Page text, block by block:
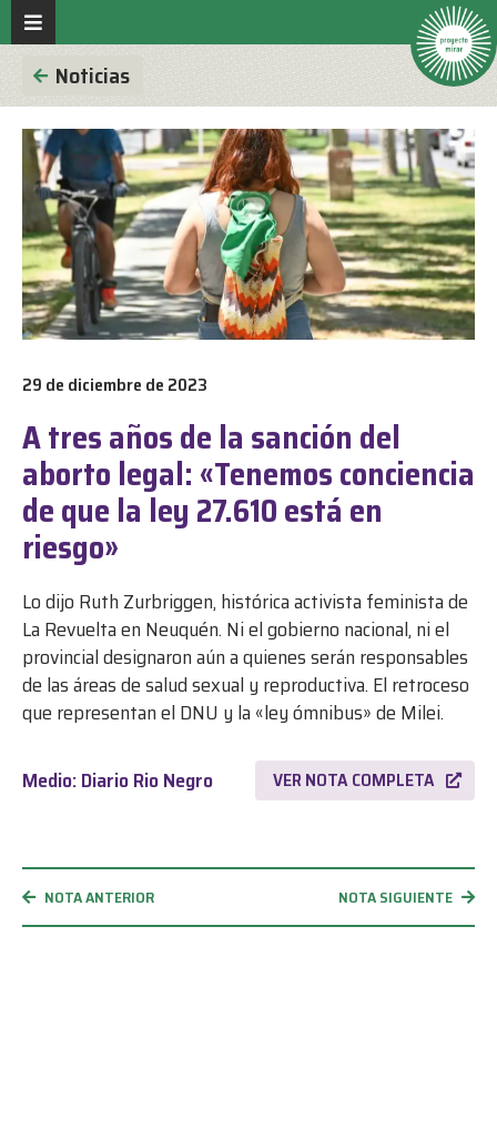
Noticias
29 de diciembre de 2023
A tres años de la sanción del
aborto legal: «Tenemos conciencia
de que la ley 27.610 está en
riesgo»
Lo dijo Ruth Zurbriggen, histórica activista feminista de
La Revuelta en Neuquén. Ni el gobierno nacional, ni el
provincial designaron aún a quienes serán responsables
de las áreas de salud sexual y reproductiva. El retroceso
que representan el DNU y la «ley ómnibus» de Milei.
Medio: Diario Rio Negro VER NOTA COMPLETA
NOTA ANTERIOR NOTA SIGUIENTE